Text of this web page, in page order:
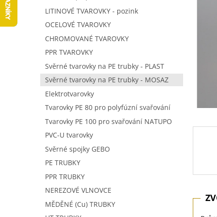
LITINOVÉ TVAROVKY - pozink
OCELOVÉ TVAROVKY
CHROMOVANÉ TVAROVKY
PPR TVAROVKY
Svěrné tvarovky na PE trubky - PLAST
Svěrné tvarovky na PE trubky - MOSAZ
Elektrotvarovky
Tvarovky PE 80 pro polyfúzní svařování
Tvarovky PE 100 pro svařování NATUPO
PVC-U tvarovky
Svěrné spojky GEBO
PE TRUBKY
PPR TRUBKY
NEREZOVÉ VLNOVCE
MĚDĚNÉ (Cu) TRUBKY